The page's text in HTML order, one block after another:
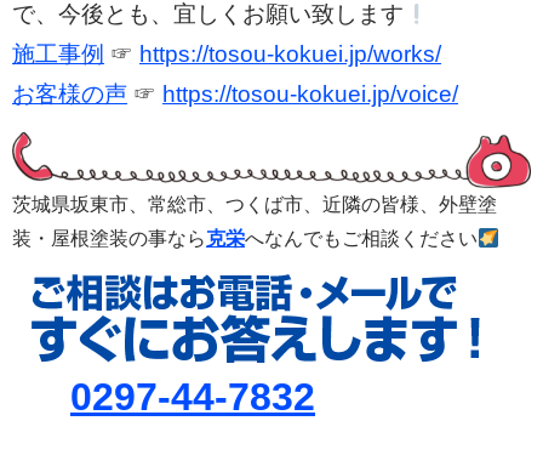
で、今後とも、宜しくお願い致します
施工事例 ☞ https://tosou-kokuei.jp/works/
お客様の声 ☞ https://tosou-kokuei.jp/voice/
茨城県坂東市、常総市、つくば市、 近隣の皆様、外壁塗
装・屋根塗装の事なら克栄へなんでもご相談ください
0297-44-7832